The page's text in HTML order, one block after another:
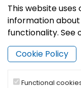
This website
information
functionality. See
Cookie Policy
Functional